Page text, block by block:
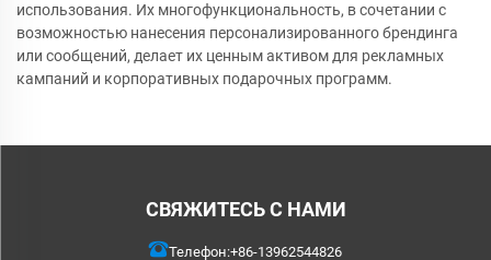
использования. Их многофункциональность, в сочетании с
возможностью нанесения персонализированного брендинга
или сообщений, делает их ценным активом для рекламных
кампаний и корпоративных подарочных программ.
СВЯЖИТЕСЬ С НАМИ
Телефон:+86-13962544826